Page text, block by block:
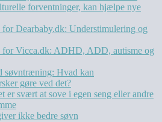
forventninger, kan hjælpe nye
for Dearbaby.dk: Understimulering og
for Vicca.dk: ADHD, ADD, autisme og
søvntræning: Hvad kan
gøre ved det?
er svært at sove i egen seng eller andre
ikke bedre søvn